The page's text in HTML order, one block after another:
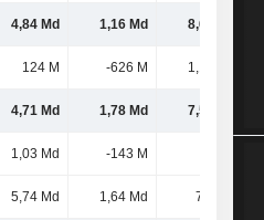
4,84 Md 1,16 Md 8,69 Md
124 M -626 M 1,18 Md
4,71 Md 1,78 Md 7,51 Md
1,03 Md -143 M
5,74 Md 1,64 Md 7,5 Md